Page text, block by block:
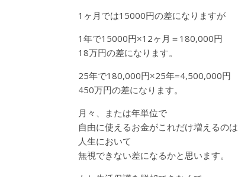
1ヶ月では15000円の差になりますが
1年で15000円×12ヶ月＝180,000円
18万円の差になります。
25年で180,000円×25年=4,500,000円
450万円の差になります。
月々、または年単位で
自由に使えるお金がこれだけ増えるのは
人生において
無視できない差になるかと思います。